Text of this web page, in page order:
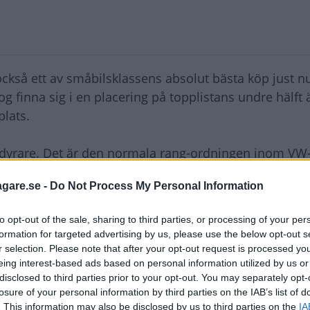
- Do Not Process My Personal Information
opt-out of the sale, sharing to third parties, or processing of your
for targeted advertising by us, please use the below opt-out
selection. Please note that after your opt-out request is processed
interest-based ads based on personal information utilized by us
to third parties prior to your opt-out. You may separately
of your personal information by third parties on the IAB’s list of
This information may also be disclosed by us to third parties on the
ett av småbilsklassens absolut bästa köp just
finna sig i en placering på topplistans undre hälft
Det är den normala rang-ordningen inom
testduell blir situationen den omvända. Då är det
98 800 kronor, medan enklaste versionen av den
skillnad på hela 14 600 kronor till Folkvagnens
billigaste budgetbil. Men är den också det bästa